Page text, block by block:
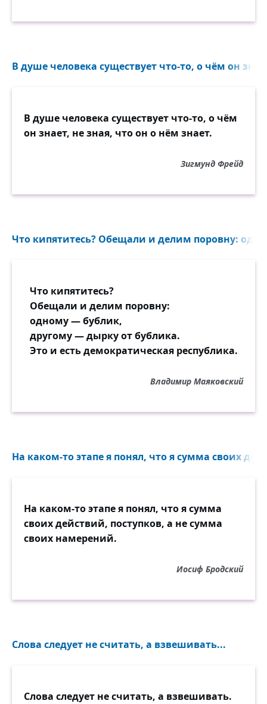
— Не ждал меня? Скажешь, дурочка?
Сказка моя невозможная?..
В душе человека существует что-то, о чём он
В душе человека существует что-то, о чём
он знает, не зная, что он о нём знает.
Зигмунд Фрейд
Что кипятитесь? Обещали и делим поровну:
Что кипятитесь?
Обещали и делим поровну:
одному — бублик,
другому — дырку от бублика.
Это и есть демократическая республика.
Владимир Маяковский
На каком-то этапе я понял, что я сумма своих
На каком-то этапе я понял, что я сумма
своих действий, поступков, а не сумма
своих намерений.
Иосиф Бродский
Слова следует не считать, а взвешивать...
Слова следует не считать, а взвешивать.